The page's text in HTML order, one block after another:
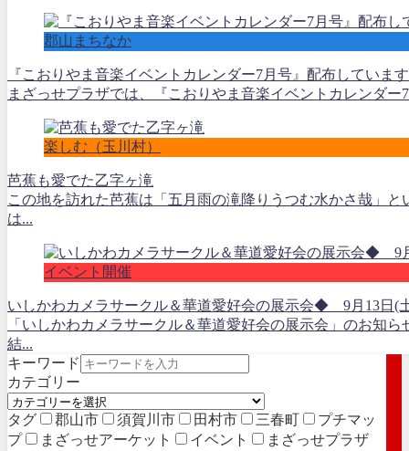
郡山まちなか
『こおりやま音楽イベントカレンダー7月号』配布していま
まざっせプラザでは、『こおりやま音楽イベントカレンダ
楽しむ（玉川村）
芭蕉も愛でた乙字ヶ滝
この地を訪れた芭蕉は「五月雨の滝降りうつむ水かさ哉」
は...
イベント開催
いしかわカメラサークル＆華道愛好会の展示会◆ 9月13日(
「いしかわカメラサークル＆華道愛好会の展示会」のお知
結...
キーワード
カテゴリー
タグ 郡山市 須賀川市 田村市 三春町
プチマッ
プ
まざっせアーケット イベント
まざっせプラザ